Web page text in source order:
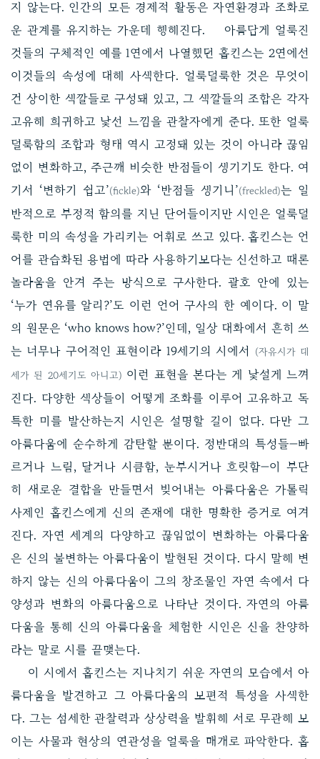
지 않는다. 인간의 모든 경제적 활동은 자연환경과 조화로
운 관계를 유지하는 가운데 행해진다. 아름답게 얼룩진
것들의 구체적인 예를 1연에서 나열했던 홉킨스는 2연에선
이것들의 속성에 대해 사색한다. 얼룩덜룩한 것은 무엇이
건 상이한 색깔들로 구성돼 있고, 그 색깔들의 조합은 각자
고유해 희귀하고 낯선 느낌을 관찰자에게 준다. 또한 얼룩
덜룩함의 조합과 형태 역시 고정돼 있는 것이 아니라 끊임
없이 변화하고, 주근깨 비슷한 반점들이 생기기도 한다. 여
기서 ‘변하기 쉽고’(fickle)와 ‘반점들 생기니’(freckled)는 일
반적으로 부정적 함의를 지닌 단어들이지만 시인은 얼룩덜
룩한 미의 속성을 가리키는 어휘로 쓰고 있다. 홉킨스는 언
어를 관습화된 용법에 따라 사용하기보다는 신선하고 때론
놀라움을 안겨 주는 방식으로 구사한다. 괄호 안에 있는
‘누가 연유를 알리?’도 이런 언어 구사의 한 예이다. 이 말
의 원문은 ‘who knows how?’인데, 일상 대화에서 흔히 쓰
는 너무나 구어적인 표현이라 19세기의 시에서
(자유시가 대
세가 된 20세기도 아니고) 이런 표현을 본다는 게 낯설게 느껴
진다. 다양한 색상들이 어떻게 조화를 이루어 고유하고 독
특한 미를 발산하는지 시인은 설명할 길이 없다. 다만 그
아름다움에 순수하게 감탄할 뿐이다. 정반대의 특성들—빠
르거나 느림, 달거나 시큼함, 눈부시거나 흐릿함—이 부단
히 새로운 결합을 만들면서 빚어내는 아름다움은 가톨릭
사제인 홉킨스에게 신의 존재에 대한 명확한 증거로 여겨
진다. 자연 세계의 다양하고 끊임없이 변화하는 아름다움
은 신의 불변하는 아름다움이 발현된 것이다. 다시 말해 변
하지 않는 신의 아름다움이 그의 창조물인 자연 속에서 다
양성과 변화의 아름다움으로 나타난 것이다. 자연의 아름
다움을 통해 신의 아름다움을 체험한 시인은 신을 찬양하
라는 말로 시를 끝맺는다.
이 시에서 홉킨스는 지나치기 쉬운 자연의 모습에서 아
름다움을 발견하고 그 아름다움의 보편적 특성을 사색한
다. 그는 섬세한 관찰력과 상상력을 발휘해 서로 무관해 보
이는 사물과 현상의 연관성을 얼룩을 매개로 파악한다. 홉